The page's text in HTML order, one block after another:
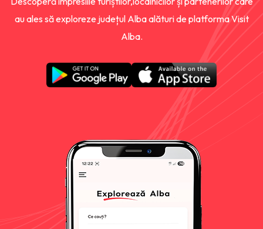
au ales să exploreze județul Alba alături de platforma Visit
Alba.